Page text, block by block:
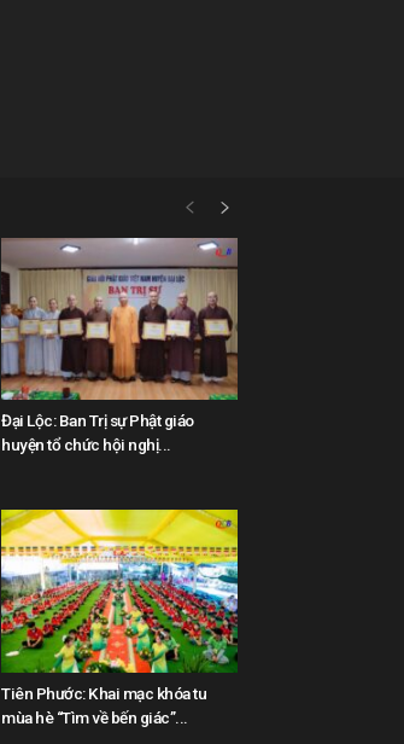
Đại Lộc: Ban Trị sự Phật giáo
huyện tổ chức hội nghị...
Tiên Phước: Khai mạc khóa tu
mùa hè “Tìm về bến giác”...